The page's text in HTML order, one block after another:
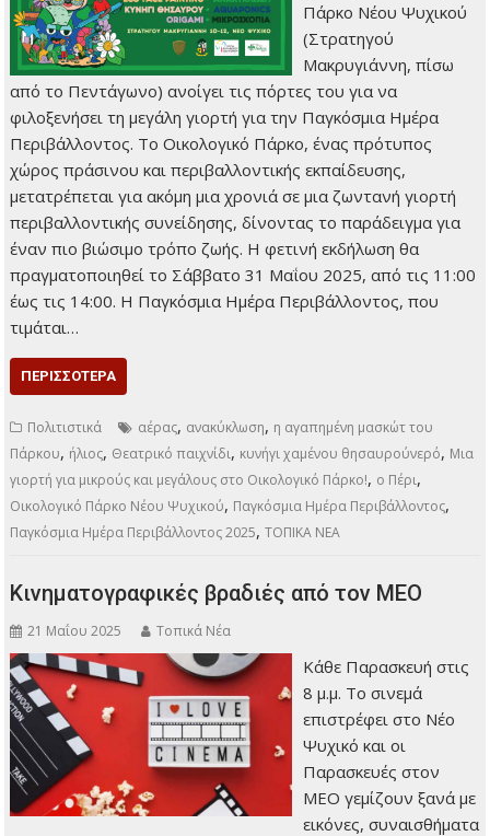
Πάρκο Νέου Ψυχικού
(Στρατηγού
Μακρυγιάννη, πίσω
από το Πεντάγωνο) ανοίγει τις πόρτες του για να
φιλοξενήσει τη μεγάλη γιορτή για την Παγκόσμια Ημέρα
Περιβάλλοντος. Το Οικολογικό Πάρκο, ένας πρότυπος
χώρος πράσινου και περιβαλλοντικής εκπαίδευσης,
μετατρέπεται για ακόμη μια χρονιά σε μια ζωντανή γιορτή
περιβαλλοντικής συνείδησης, δίνοντας το παράδειγμα για
έναν πιο βιώσιμο τρόπο ζωής. Η φετινή εκδήλωση θα
πραγματοποιηθεί το Σάββατο 31 Μαΐου 2025, από τις 11:00
έως τις 14:00. Η Παγκόσμια Ημέρα Περιβάλλοντος, που
τιμάται…
ΠΕΡΙΣΣΌΤΕΡΑ
Πολιτιστικά αέρας, ανακύκλωση, η αγαπημένη μασκώτ του
Πάρκου, ήλιος, Θεατρικό παιχνίδι, κυνήγι χαμένου θησαυρούνερό, Μια
γιορτή για μικρούς και μεγάλους στο Οικολογικό Πάρκο!, ο Πέρι,
Οικολογικό Πάρκο Νέου Ψυχικού, Παγκόσμια Ημέρα Περιβάλλοντος,
Παγκόσμια Ημέρα Περιβάλλοντος 2025,ΤΟΠΙΚΑ ΝΕΑ
Κινηματογραφικές βραδιές από τον ΜΕΟ
21 Μαΐου 2025 Τοπικά Νέα
Κάθε Παρασκευή στις
8 μ.μ. Το σινεμά
επιστρέφει στο Νέο
Ψυχικό και οι
Παρασκευές στον
ΜΕΟ γεμίζουν ξανά με
εικόνες, συναισθήματα